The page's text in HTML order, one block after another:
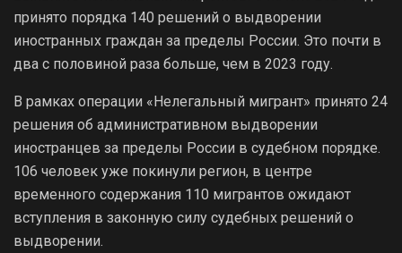
принято порядка 140 решений о выдворении
иностранных граждан за пределы России. Это почти в
два с половиной раза больше, чем в 2023 году.
В рамках операции «Нелегальный мигрант» принято 24
решения об административном выдворении
иностранцев за пределы России в судебном порядке.
106 человек уже покинули регион, в центре
временного содержания 110 мигрантов ожидают
вступления в законную силу судебных решений о
выдворении.